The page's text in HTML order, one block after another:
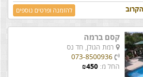
להזמנה ופרטים נוספים
קסם ברמה
רמת הגולן, חד נס
073-8500936
החל מ:
₪450